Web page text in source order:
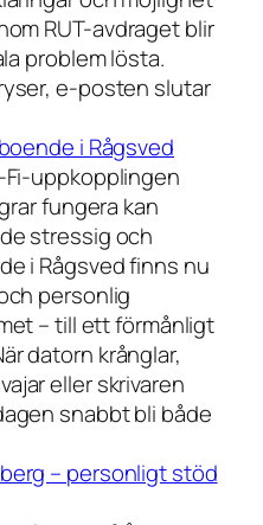
RUT-avdraget blir
problem lösta.
e-posten slutar
i Rågsved
Fi-uppkopplingen
fungera kan
stressig och
i Rågsved finns nu
personlig
– till ett förmånligt
datorn krånglar,
eller skrivaren
snabbt bli både
– personligt stöd